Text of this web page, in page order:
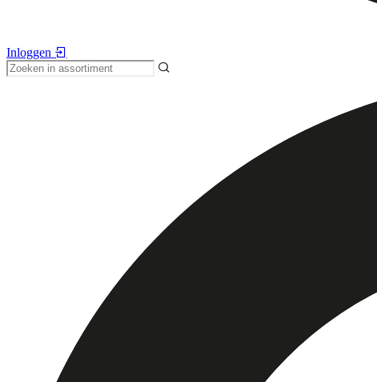
Inloggen